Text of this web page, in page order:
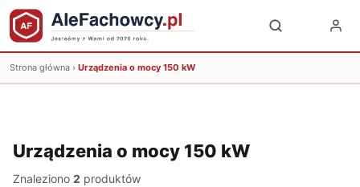
Strona główna › Urządzenia o mocy 150 kW
Urządzenia o mocy 150 kW
Znaleziono 2 produktów